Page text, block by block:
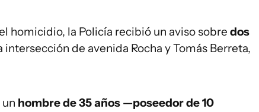
homicidio, la Policía recibió un aviso sobre dos
intersección de avenida Rocha y Tomás Berreta,
hombre de 35 años —poseedor de 10